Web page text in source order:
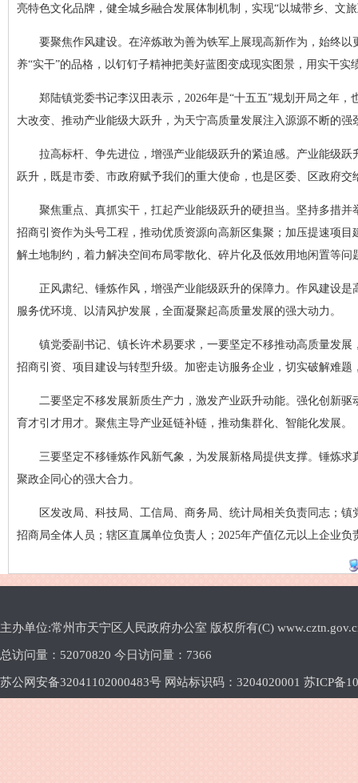
亮特色文化品牌，健全城乡融合发展体制机制，实现“以城带乡、文
要聚焦作风建设。在淬炼敢为善为铁军上展现高新作为，始终
养“实干”的品格，以钉钉子精神把美好蓝图变成现实图景，用实干实
郑陆镇党委书记李汉田表示，2026年是“十五五”规划开局之年
大改变、推动产业能级大跃升，为天宁高质量发展注入源源不断的强
拉高标杆、争先进位，增强产业能级跃升的紧迫感。产业能级
跃升，既是市委、市政府赋予我们的重大使命，也是区委、区政府
聚焦重点、真抓实干，扛起产业能级跃升的硬担当。坚持多措
招商引资作为头号工程，推动优质资源向高新区集聚；加压提速项
解土地制约，着力解决空间布局零散化、碎片化及低效用地闲置等
正风肃纪、锤炼作风，增强产业能级跃升的保障力。作风建设
服务优环境、以清风护发展，全面凝聚起高质量发展的强大动力。
镇党委副书记、镇长许术易要求，一要坚定不移推动高质量发
招商引资、项目建设与转型升级。加密走访服务企业，切实破解难
二要坚定不移发展新质生产力，激发产业跃升动能。强化创新
育才引才用才。聚焦主导产业延链补链，推动集群化、智能化发展。
三要坚定不移锤炼作风新气象，为发展新格局提供支撑。锤炼
聚政企同心的强大合力。
区发改局、科技局、工信局、商务局、统计局相关负责同志；
招商局全体人员；辖区直属单位负责人；2025年产值亿元以上企业
主办单位:常州市天宁区人民政府办公室 版权所有(C)
总访问量： 52070820 今日访问量： 7366
苏公网安备32041102000483号 网站标识码：3204020001 苏ICP备